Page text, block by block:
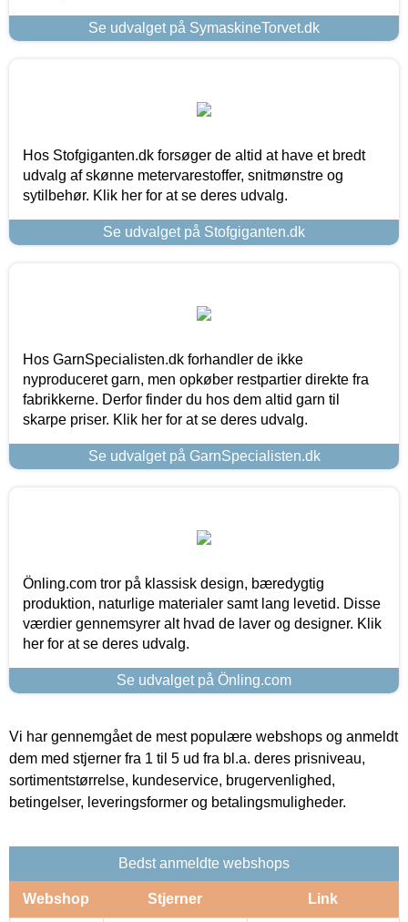
Se udvalget på SymaskineTorvet.dk
Hos Stofgiganten.dk forsøger de altid at have et bredt
udvalg af skønne metervarestoffer, snitmønstre og
sytilbehør. Klik her for at se deres udvalg.
Se udvalget på Stofgiganten.dk
Hos GarnSpecialisten.dk forhandler de ikke
nyproduceret garn, men opkøber restpartier direkte fra
fabrikkerne. Derfor finder du hos dem altid garn til
skarpe priser. Klik her for at se deres udvalg.
Se udvalget på GarnSpecialisten.dk
Önling.com tror på klassisk design, bæredygtig
produktion, naturlige materialer samt lang levetid. Disse
værdier gennemsyrer alt hvad de laver og designer. Klik
her for at se deres udvalg.
Se udvalget på Önling.com
Vi har gennemgået de mest populære webshops og anmeldt
dem med stjerner fra 1 til 5 ud fra bl.a. deres prisniveau,
sortimentstørrelse, kundeservice, brugervenlighed,
betingelser, leveringsformer og betalingsmuligheder.
Bedst anmeldte webshops
Webshop Stjerner Link